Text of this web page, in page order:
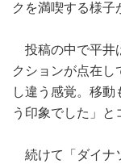
クを満喫する様子
投稿の中で平井
クションが点在し
し違う感覚。移
う印象でした」と
続けて「ダイナ